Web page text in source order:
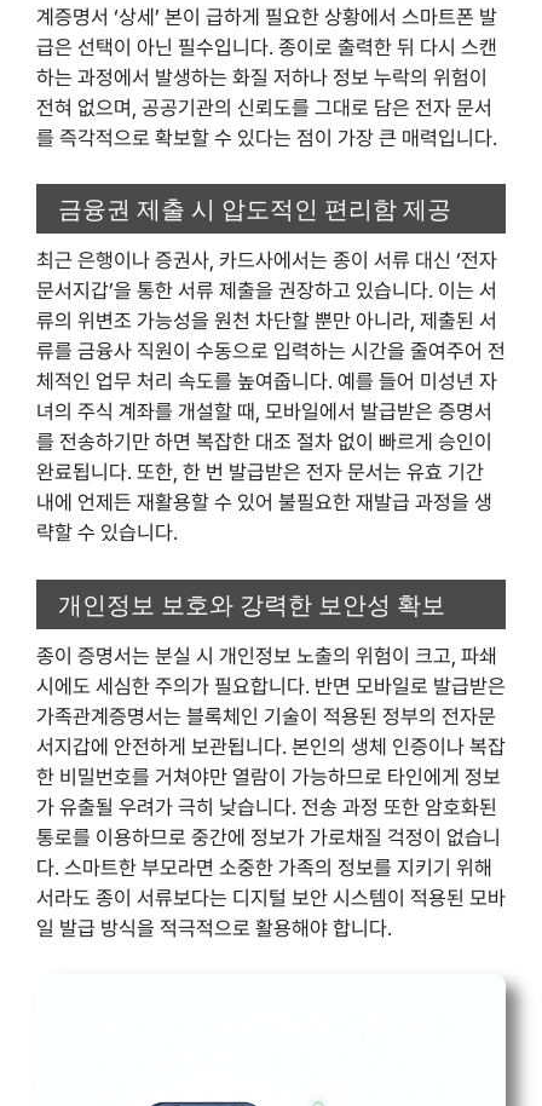
계증명서 ‘상세’ 본이 급하게 필요한 상황에서 스마트폰 발
급은 선택이 아닌 필수입니다. 종이로 출력한 뒤 다시 스캔
하는 과정에서 발생하는 화질 저하나 정보 누락의 위험이
전혀 없으며, 공공기관의 신뢰도를 그대로 담은 전자 문서
를 즉각적으로 확보할 수 있다는 점이 가장 큰 매력입니다.
금융권 제출 시 압도적인 편리함 제공
최근 은행이나 증권사, 카드사에서는 종이 서류 대신 ‘전자
문서지갑’을 통한 서류 제출을 권장하고 있습니다. 이는 서
류의 위변조 가능성을 원천 차단할 뿐만 아니라, 제출된 서
류를 금융사 직원이 수동으로 입력하는 시간을 줄여주어 전
체적인 업무 처리 속도를 높여줍니다. 예를 들어 미성년 자
녀의 주식 계좌를 개설할 때, 모바일에서 발급받은 증명서
를 전송하기만 하면 복잡한 대조 절차 없이 빠르게 승인이
완료됩니다. 또한, 한 번 발급받은 전자 문서는 유효 기간
내에 언제든 재활용할 수 있어 불필요한 재발급 과정을 생
략할 수 있습니다.
개인정보 보호와 강력한 보안성 확보
종이 증명서는 분실 시 개인정보 노출의 위험이 크고, 파쇄
시에도 세심한 주의가 필요합니다. 반면 모바일로 발급받은
가족관계증명서는 블록체인 기술이 적용된 정부의 전자문
서지갑에 안전하게 보관됩니다. 본인의 생체 인증이나 복잡
한 비밀번호를 거쳐야만 열람이 가능하므로 타인에게 정보
가 유출될 우려가 극히 낮습니다. 전송 과정 또한 암호화된
통로를 이용하므로 중간에 정보가 가로채질 걱정이 없습니
다. 스마트한 부모라면 소중한 가족의 정보를 지키기 위해
서라도 종이 서류보다는 디지털 보안 시스템이 적용된 모바
일 발급 방식을 적극적으로 활용해야 합니다.